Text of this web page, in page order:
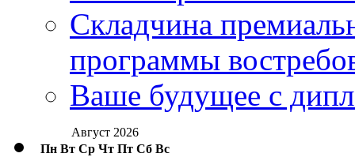
Складчина
программы
Ваше будущее с
Август 2026
Пн Вт Ср Чт Пт Сб Вс